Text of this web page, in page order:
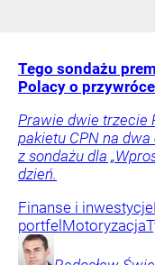
Tego sondażu
Polacy o
Prawie dwie trzecie
pakietu CPN na
z sondażu dla
dzień.
Finanse i inwestycje
portfel Motoryzacja